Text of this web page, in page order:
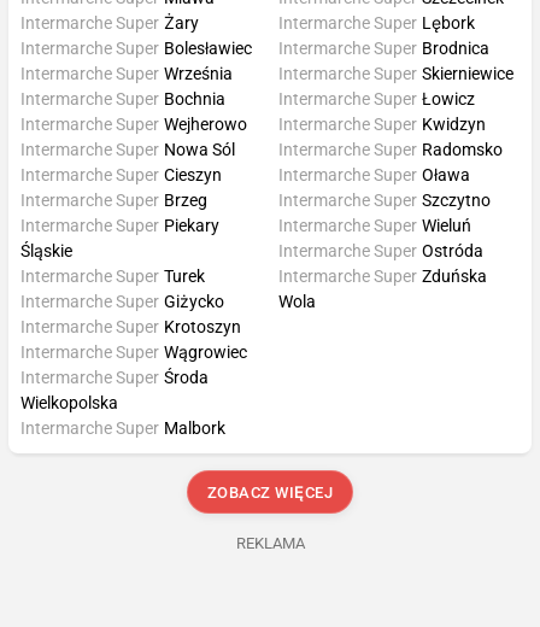
Intermarche Super Żary
Intermarche Super Bolesławiec
Intermarche Super Września
Intermarche Super Lębork
Intermarche Super Brodnica
Intermarche Super Skierniewice
Intermarche Super Bochnia
Intermarche Super Wejherowo
Intermarche Super Nowa Sól
Intermarche Super Cieszyn
Intermarche Super Łowicz
Intermarche Super Kwidzyn
Intermarche Super Radomsko
Intermarche Super Oława
Intermarche Super Brzeg
Intermarche Super Piekary
Śląskie
Intermarche Super Turek
Intermarche Super Giżycko
Intermarche Super Szczytno
Intermarche Super Wieluń
Intermarche Super Ostróda
Intermarche Super Zduńska
Wola
Intermarche Super Krotoszyn
Intermarche Super Wągrowiec
Intermarche Super Środa
Wielkopolska
Intermarche Super Malbork
ZOBACZ WIĘCEJ
REKLAMA